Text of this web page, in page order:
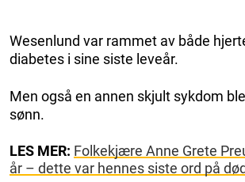
Wesenlund var rammet av både
diabetes i sine siste leveår.
Men også en annen skjult sykdom
sønn.
LES MER: Folkekjære Anne Grete
år – dette var hennes siste ord på